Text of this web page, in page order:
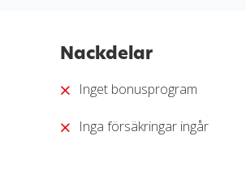
tester och redaktionell analys. Vårt
Nackdelar
Inget bonusprogram
Inga försäkringar ingår